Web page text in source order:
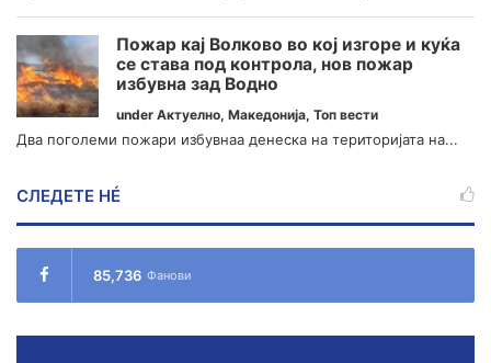
Пожар кај Волково во кој изгоре и куќа
се става под контрола, нов пожар
избувна зад Водно
under Актуелно, Македонија, Топ вести
Два поголеми пожари избувнаа денеска на територијата на...
СЛЕДЕТЕ НÉ
85,736 Фанови